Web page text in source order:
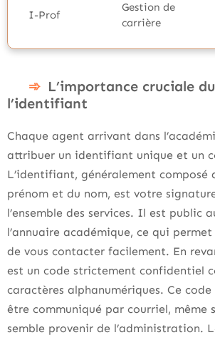
I-Prof
Gestion de
carrière
L’importance cruciale
l’identifiant
Chaque agent arrivant dans
attribuer un identifiant unique et un
L’identifiant, généralement composé
prénom et du nom, est votre
l’ensemble des services. Il est public
l’annuaire académique, ce qui
de vous contacter facilement. En
est un code strictement confidentiel
caractères alphanumériques. Ce
être communiqué par courriel, même
semble provenir de l’administration.